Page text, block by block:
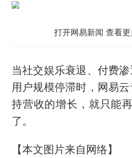
打开网易新闻 查看
当社交娱乐衰退、付费渗
用户规模停滞时，网易
持营收的增长，就只能
了。
【本文图片来自网络】